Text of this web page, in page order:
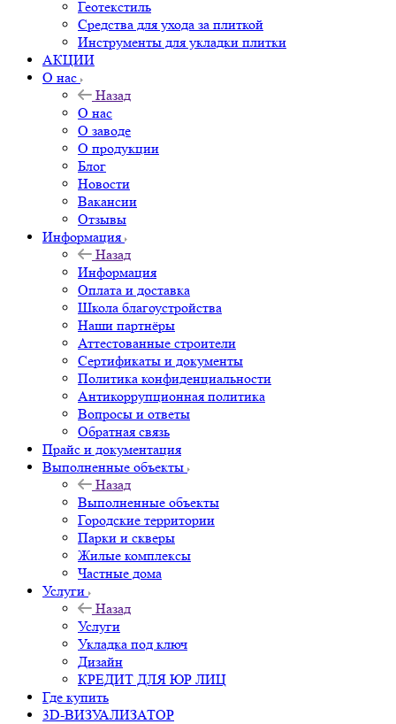
Геотекстиль
Средства для ухода за плиткой
Инструменты для укладки плитки
АКЦИИ
О нас
Назад
О нас
О заводе
О продукции
Блог
Новости
Вакансии
Отзывы
Информация
Назад
Информация
Оплата и доставка
Школа благоустройства
Наши партнёры
Аттестованные строители
Сертификаты и документы
Политика конфиденциальности
Антикоррупционная политика
Вопросы и ответы
Обратная связь
Прайс и документация
Выполненные объекты
Назад
Выполненные объекты
Городские территории
Парки и скверы
Жилые комплексы
Частные дома
Услуги
Назад
Услуги
Укладка под ключ
Дизайн
КРЕДИТ ДЛЯ ЮР ЛИЦ
Где купить
3D-ВИЗУАЛИЗАТОР